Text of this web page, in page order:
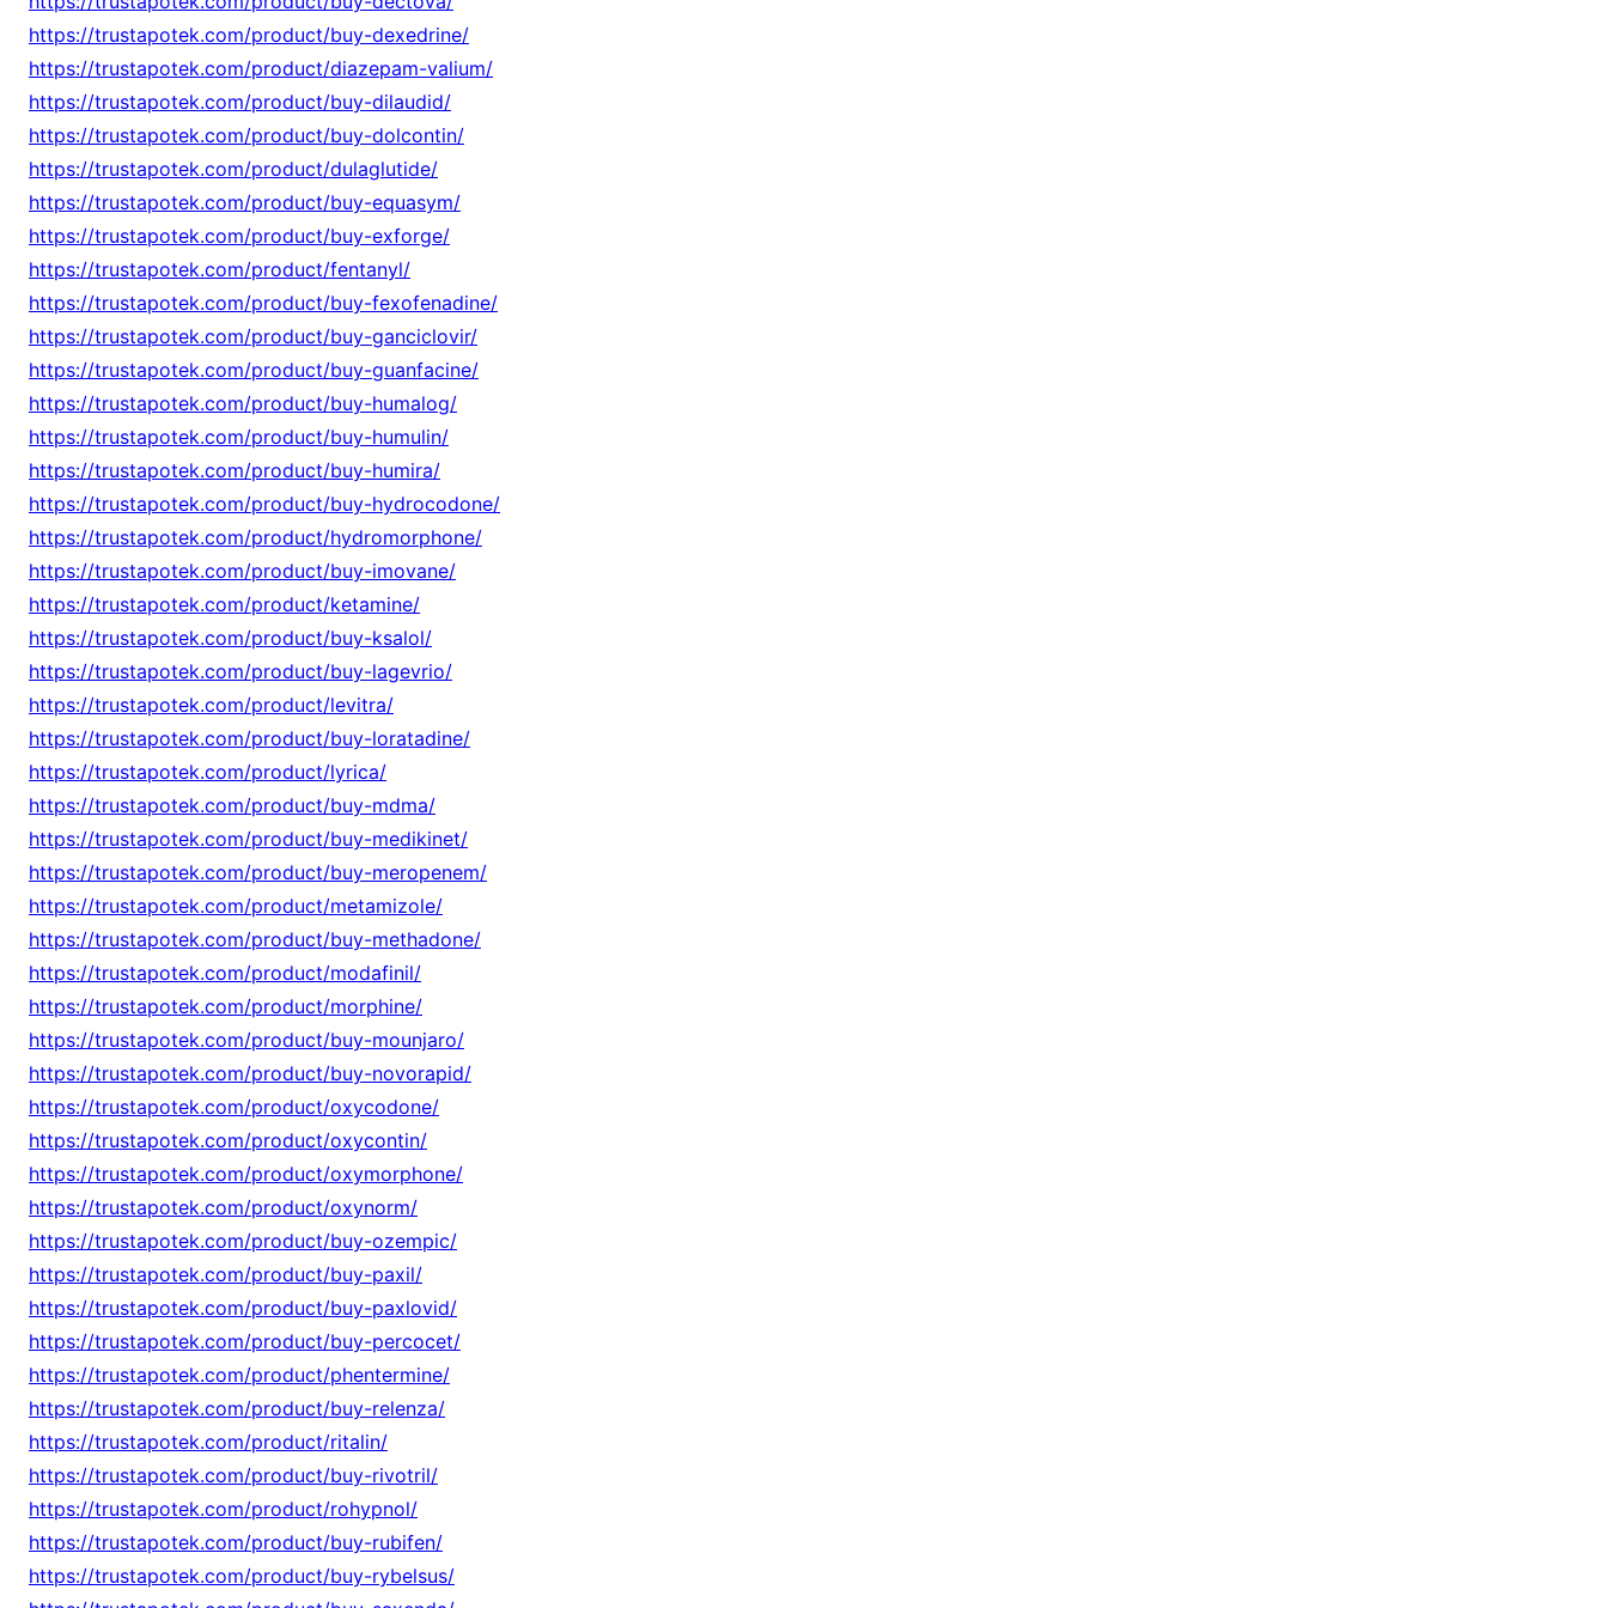
https://trustapotek.com/product/buy-dexedrine/
https://trustapotek.com/product/diazepam-valium/
https://trustapotek.com/product/buy-dilaudid/
https://trustapotek.com/product/buy-dolcontin/
https://trustapotek.com/product/dulaglutide/
https://trustapotek.com/product/buy-equasym/
https://trustapotek.com/product/buy-exforge/
https://trustapotek.com/product/fentanyl/
https://trustapotek.com/product/buy-fexofenadine/
https://trustapotek.com/product/buy-ganciclovir/
https://trustapotek.com/product/buy-guanfacine/
https://trustapotek.com/product/buy-humalog/
https://trustapotek.com/product/buy-humulin/
https://trustapotek.com/product/buy-humira/
https://trustapotek.com/product/buy-hydrocodone/
https://trustapotek.com/product/hydromorphone/
https://trustapotek.com/product/buy-imovane/
https://trustapotek.com/product/ketamine/
https://trustapotek.com/product/buy-ksalol/
https://trustapotek.com/product/buy-lagevrio/
https://trustapotek.com/product/levitra/
https://trustapotek.com/product/buy-loratadine/
https://trustapotek.com/product/lyrica/
https://trustapotek.com/product/buy-mdma/
https://trustapotek.com/product/buy-medikinet/
https://trustapotek.com/product/buy-meropenem/
https://trustapotek.com/product/metamizole/
https://trustapotek.com/product/buy-methadone/
https://trustapotek.com/product/modafinil/
https://trustapotek.com/product/morphine/
https://trustapotek.com/product/buy-mounjaro/
https://trustapotek.com/product/buy-novorapid/
https://trustapotek.com/product/oxycodone/
https://trustapotek.com/product/oxycontin/
https://trustapotek.com/product/oxymorphone/
https://trustapotek.com/product/oxynorm/
https://trustapotek.com/product/buy-ozempic/
https://trustapotek.com/product/buy-paxil/
https://trustapotek.com/product/buy-paxlovid/
https://trustapotek.com/product/buy-percocet/
https://trustapotek.com/product/phentermine/
https://trustapotek.com/product/buy-relenza/
https://trustapotek.com/product/ritalin/
https://trustapotek.com/product/buy-rivotril/
https://trustapotek.com/product/rohypnol/
https://trustapotek.com/product/buy-rubifen/
https://trustapotek.com/product/buy-rybelsus/